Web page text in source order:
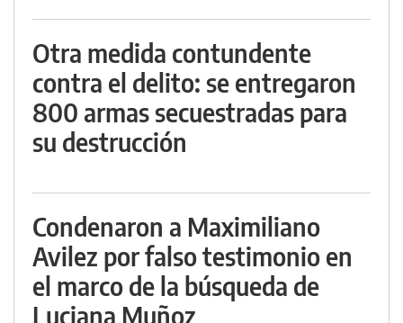
Otra medida contundente
contra el delito: se entregaron
800 armas secuestradas para
su destrucción
Condenaron a Maximiliano
Avilez por falso testimonio en
el marco de la búsqueda de
Luciana Muñoz